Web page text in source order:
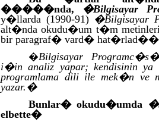
�����nda,
�Bilgisayar
y�llarda (1990-91) �Bilgisayar
alt�nda okudu�um t�m
bir paragraf� vard�
�Bilgisayar
i�in analiz yapar; kendisinin
programlama dili ile mek�n ve
yazar.�
Bunlar� okudu�umda
elbette�